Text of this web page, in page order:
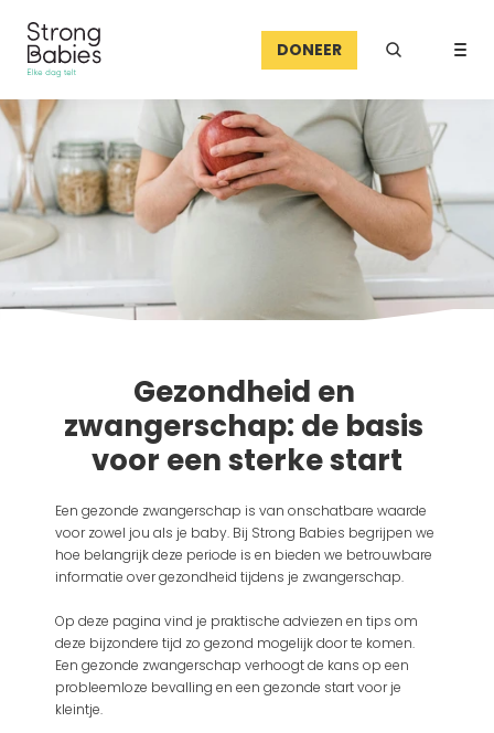
DONEER
Gezondheid en
zwangerschap: de basis
voor een sterke start
Een gezonde zwangerschap is van onschatbare waarde
voor zowel jou als je baby. Bij Strong Babies begrijpen we
hoe belangrijk deze periode is en bieden we betrouwbare
informatie over gezondheid tijdens je zwangerschap.
Op deze pagina vind je praktische adviezen en tips om
deze bijzondere tijd zo gezond mogelijk door te komen.
Een gezonde zwangerschap verhoogt de kans op een
probleemloze bevalling en een gezonde start voor je
kleintje.